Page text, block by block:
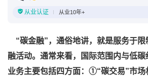
从业认证 从业10年+
“碳金融”，通俗地讲，就是服务于
融活动。通常来看，国际范围内与低碳
业务主要包括四方面：①“碳交易”市场